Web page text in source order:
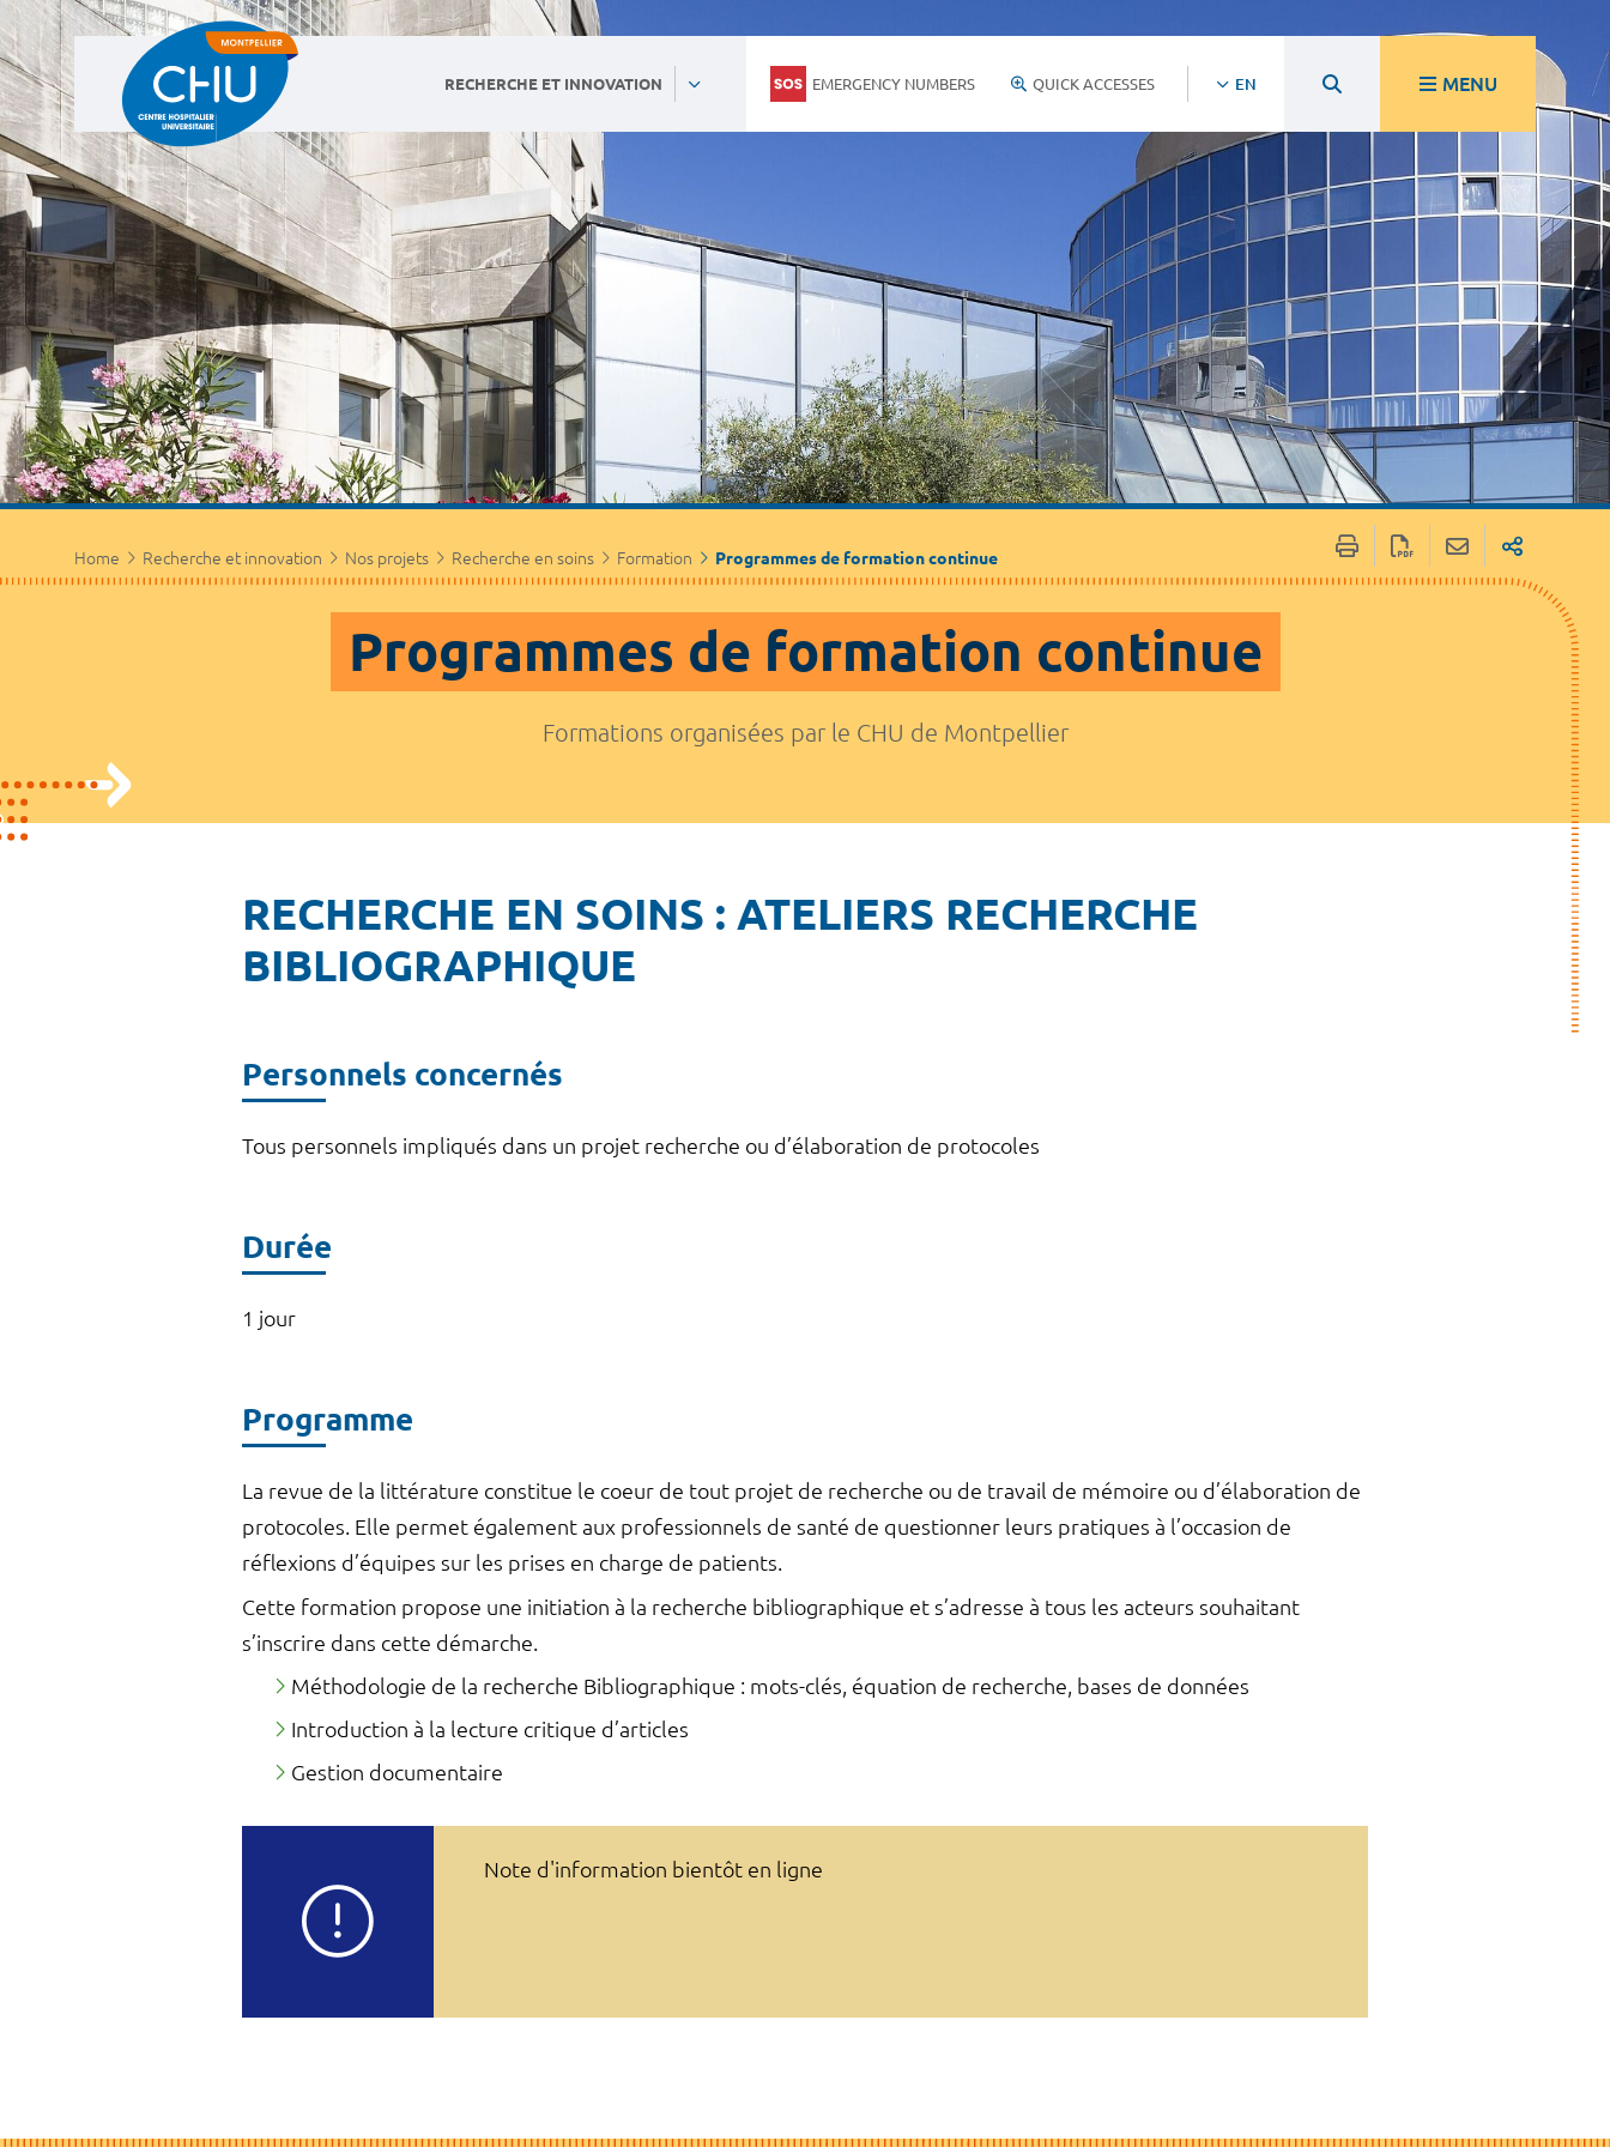
RECHERCHE ET INNOVATION EMERGENCY NUMBERS QUICK ACCESSES EN MENU
Home Recherche et innovation Nos projets Recherche en soins Formation Programmes de formation continue
Programmes de formation continue
Formations organisées par le CHU de Montpellier
RECHERCHE EN SOINS : ATELIERS RECHERCHE
BIBLIOGRAPHIQUE
Personnels concernés
Tous personnels impliqués dans un projet recherche ou d’élaboration de protocoles
Durée
1 jour
Programme
La revue de la littérature constitue le coeur de tout projet de recherche ou de travail de mémoire ou d’élaboration de
protocoles. Elle permet également aux professionnels de santé de questionner leurs pratiques à l’occasion de
réflexions d’équipes sur les prises en charge de patients.
Cette formation propose une initiation à la recherche bibliographique et s’adresse à tous les acteurs souhaitant
s’inscrire dans cette démarche.
Méthodologie de la recherche Bibliographique : mots-clés, équation de recherche, bases de données
Introduction à la lecture critique d’articles
Gestion documentaire
Note d'information bientôt en ligne